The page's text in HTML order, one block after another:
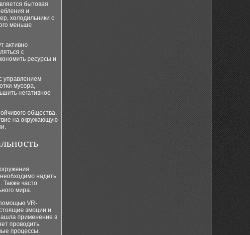
бытовая
и
холодильники с
меньше
активно
с
ресурсы и
управлением
мусора,
негативное
общества.
на окружающую
надеть
часто
мира.
VR-
эмоции и
применение в
проводить
процессы.